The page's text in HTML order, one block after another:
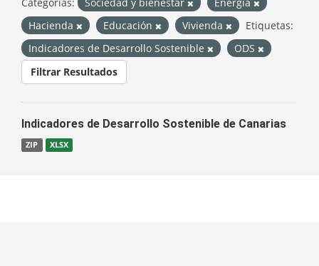
Hacienda
Educación Vivienda
Etiquetas:
Indicadores de Desarrollo Sostenible
ODS
Filtrar Resultados
Indicadores de Desarrollo Sostenible de Canarias
ZIP XLSX